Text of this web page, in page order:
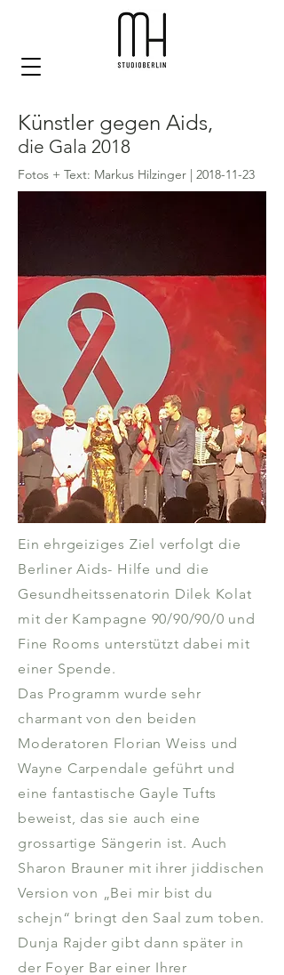
Künstler gegen Aids,
die Gala 2018
Fotos + Text: Markus Hilzinger | 2018-11-23
Ein ehrgeiziges Ziel verfolgt die
Berliner Aids- Hilfe und die
Gesundheitssenatorin Dilek Kolat
mit der Kampagne 90/90/90/0 und
Fine Rooms unterstützt dabei mit
einer Spende.
Das Programm wurde sehr
charmant von den beiden
Moderatoren Florian Weiss und
Wayne Carpendale geführt und
eine fantastische Gayle Tufts
beweist, das sie auch eine
grossartige Sängerin ist. Auch
Sharon Brauner mit ihrer jiddischen
Version von „Bei mir bist du
schejn“ bringt den Saal zum toben.
Dunja Rajder gibt dann später in
der Foyer Bar einer Ihrer